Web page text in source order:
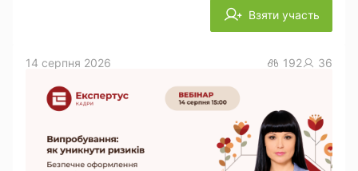
Взяти участь
14 серпня 2026 192 36